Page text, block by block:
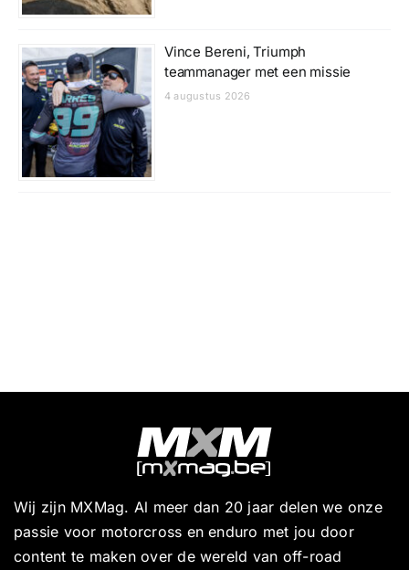
Vince Bereni, Triumph
teammanager met een missie
4 augustus 2026
Wij zijn MXMag. Al meer dan 20 jaar delen we onze
passie voor motorcross en enduro met jou door
content te maken over de wereld van off-road